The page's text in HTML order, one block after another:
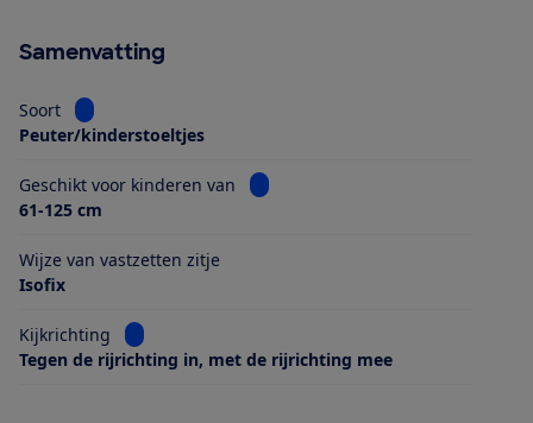
Samenvatting
Soort
Bekijk informatie voor Soort
Peuter/kinderstoeltjes
Geschikt voor kinderen van
Bekijk informatie voor Geschikt
61-125 cm
Wijze van vastzetten zitje
Isofix
Kijkrichting
Bekijk informatie voor Kijkrichting
Tegen de rijrichting in, met de rijrichting mee